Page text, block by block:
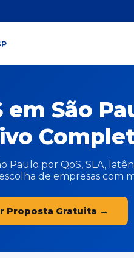
São
Paulo por QoS, SLA,
de empresas com
Proposta Gratuita →